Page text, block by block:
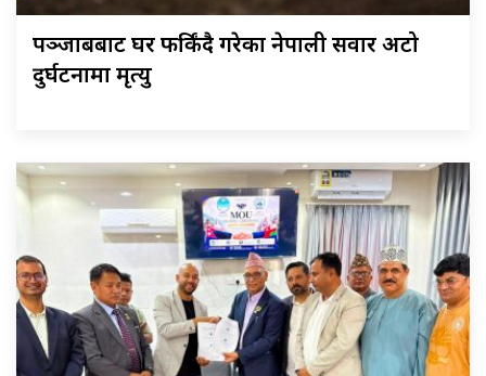
पञ्जाबबाट घर फर्किंदै गरेका नेपाली सवार अटो
दुर्घटनामा मृत्यु